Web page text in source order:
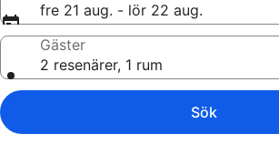
fre 21 aug. - lör 22 aug.
Gäster
2 resenärer, 1 rum
Sök